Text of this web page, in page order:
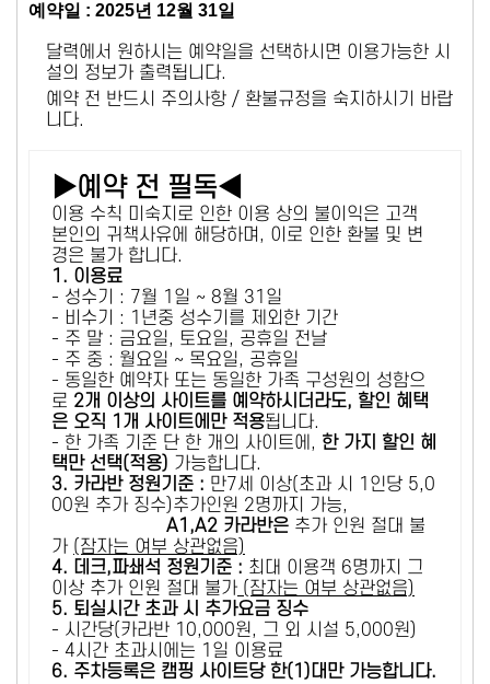
예약일 : 2025년 12월 31일
달력에서 원하시는 예약일을 선택하시면 이용가능한 시
설의 정보가 출력됩니다.
예약 전 반드시 주의사항 / 환불규정을 숙지하시기 바랍
니다.
▶예약 전 필독◀
이용 수칙 미숙지로 인한 이용 상의 불이익은 고객
본인의 귀책사유에 해당하며, 이로 인한 환불 및 변
경은 불가 합니다.
1. 이용료
- 성수기 : 7월 1일 ~ 8월 31일
- 비수기 : 1년중 성수기를 제외한 기간
- 주 말 : 금요일, 토요일, 공휴일 전날
- 주 중 : 월요일 ~ 목요일, 공휴일
- 동일한 예약자 또는 동일한 가족 구성원의 성함으
로 2개 이상의 사이트를 예약하시더라도, 할인 혜택
은 오직 1개 사이트에만 적용됩니다.
- 한 가족 기준 단 한 개의 사이트에, 한 가지 할인 혜
택만 선택(적용) 가능합니다.
3. 카라반 정원기준 : 만7세 이상(초과 시 1인당 5,0
00원 추가 징수)추가인원 2명까지 가능,
A1,A2 카라반은 추가 인원 절대 불
가 (잠자는 여부 상관없음)
4. 데크,파쇄석 정원기준 : ​최대 이용객 6명까지 그
이상 추가 인원 절대 불가 (잠자는 여부 상관없음)
5. 퇴실시간 초과 시 추가요금 징수
- 시간당(카라반 10,000원, 그 외 시설 5,000원)
- 4시간 초과시에는 1일 이용료
6. 주차등록은 캠핑 사이트당 한(1)대만 가능합니다.